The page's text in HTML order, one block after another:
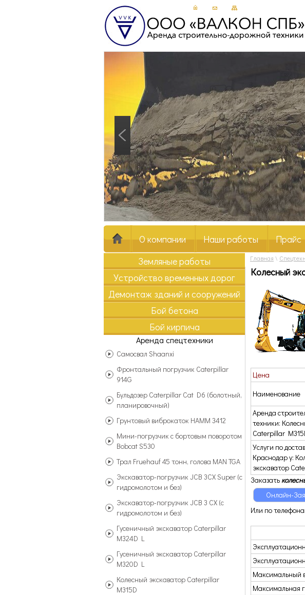
О компании Наши работы Прайс
Земляные работы
Устройство временных дорог
Демонтаж зданий и сооружений
Бой бетона
Бой кирпича
Аренда спецтехники
Главная \
Самосвал Shaanxi
Фронтальный погрузчик Caterpillar
914G
Бульдозер Caterpillar Cat D6 (болотный,
планировочный)
Грунтовый виброкаток HAMM 3412
Мини-погрузчик с бортовым поворотом
Bobcat S530
Трал Fruehauf 45 тонн, голова MAN TGA
Экскаватор-погрузчик JCB 3CX Super (с
гидромолотом и без)
Экскаватор-погрузчик JCB 3 CX (с
гидромолотом и без)
Гусеничный экскаватор Caterpillar
M324D L
Гусеничный экскаватор Caterpillar
M320D L
Колесный экскаватор Caterpillar
M315D
Колесный
Цена
Наименование
Аренда
техники:
Caterpillar
Услуги по
Краснодар у:
экскаватор
Заказать к
Онлайн-
Или по
Максимальный
Максимальная